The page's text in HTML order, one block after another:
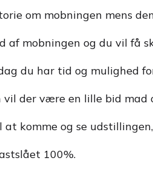
om mobningen mens
mobningen og du vil få
du har tid og mulighed
vil der være en lille bid mad
komme og se
100%.